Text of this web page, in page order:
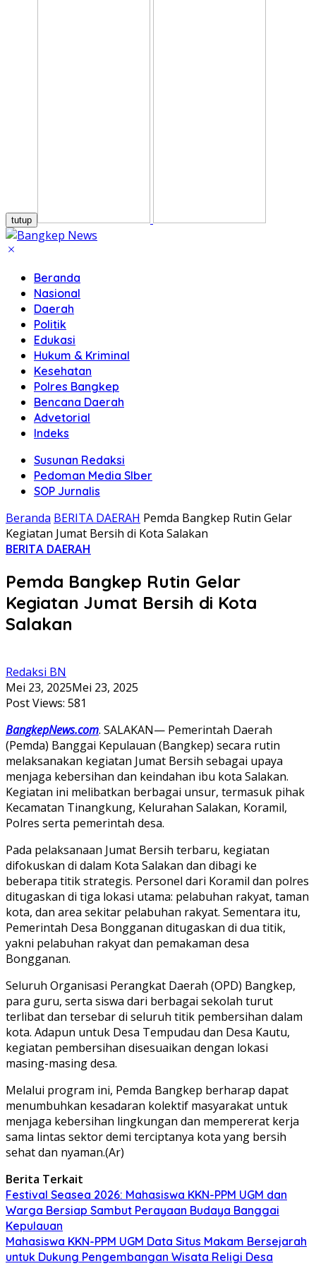
tutup
Beranda
Nasional
Daerah
Politik
Edukasi
Hukum & Kriminal
Kesehatan
Polres Bangkep
Bencana Daerah
Advetorial
Indeks
Susunan Redaksi
Pedoman Media SIber
SOP Jurnalis
Beranda BERITA DAERAH Pemda Bangkep Rutin Gelar
Kegiatan Jumat Bersih di Kota Salakan
BERITA DAERAH
Pemda Bangkep Rutin Gelar
Kegiatan Jumat Bersih di Kota
Salakan
Redaksi BN
Mei 23, 2025Mei 23, 2025
Post Views: 581
BangkepNews.com. SALAKAN— Pemerintah Daerah
(Pemda) Banggai Kepulauan (Bangkep) secara rutin
melaksanakan kegiatan Jumat Bersih sebagai upaya
menjaga kebersihan dan keindahan ibu kota Salakan.
Kegiatan ini melibatkan berbagai unsur, termasuk pihak
Kecamatan Tinangkung, Kelurahan Salakan, Koramil,
Polres serta pemerintah desa.
Pada pelaksanaan Jumat Bersih terbaru, kegiatan
difokuskan di dalam Kota Salakan dan dibagi ke
beberapa titik strategis. Personel dari Koramil dan polres
ditugaskan di tiga lokasi utama: pelabuhan rakyat, taman
kota, dan area sekitar pelabuhan rakyat. Sementara itu,
Pemerintah Desa Bongganan ditugaskan di dua titik,
yakni pelabuhan rakyat dan pemakaman desa
Bongganan.
Seluruh Organisasi Perangkat Daerah (OPD) Bangkep,
para guru, serta siswa dari berbagai sekolah turut
terlibat dan tersebar di seluruh titik pembersihan dalam
kota. Adapun untuk Desa Tempudau dan Desa Kautu,
kegiatan pembersihan disesuaikan dengan lokasi
masing-masing desa.
Melalui program ini, Pemda Bangkep berharap dapat
menumbuhkan kesadaran kolektif masyarakat untuk
menjaga kebersihan lingkungan dan mempererat kerja
sama lintas sektor demi terciptanya kota yang bersih
sehat dan nyaman.(Ar)
Berita Terkait
Festival Seasea 2026: Mahasiswa KKN-PPM UGM dan
Warga Bersiap Sambut Perayaan Budaya Banggai
Kepulauan
Mahasiswa KKN-PPM UGM Data Situs Makam Bersejarah
untuk Dukung Pengembangan Wisata Religi Desa